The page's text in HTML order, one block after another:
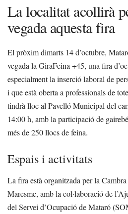
La localitat acollirà
vegada aquesta fira
El pròxim dimarts 14 d’octubre,
vegada la GiraFeina +45, una fira
especialment la inserció laboral de
i que està oberta a professionals de
tindrà lloc al Pavelló Municipal del
14:00 h, amb la participació de
més de 250 llocs de feina.
Espais i activitats
La fira està organitzada per la
Maresme, amb la col·laboració de
del Servei d’Ocupació de Mataró